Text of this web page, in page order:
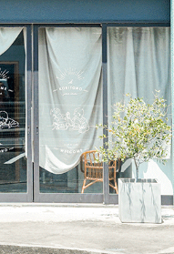
11,000円(税込)
36,000円(税込)
】無料でホームペ
る場合には、お手
願いいたします。
から ／